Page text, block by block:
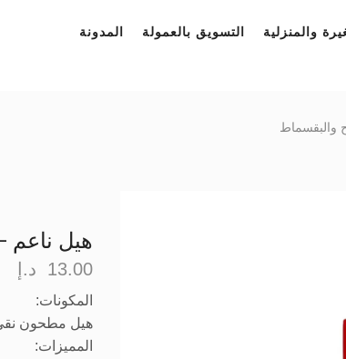
والمنزلية التسويق بالعمولة
المدونة
والبقسماط
هيل ناعم
13.00 د.إ
المكونات:
هيل مطحون نقي
المميزات: